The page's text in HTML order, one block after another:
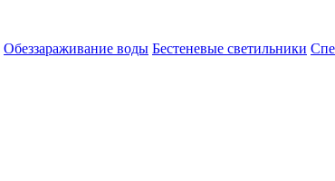
Обеззараживание воды Бестеневые светильники